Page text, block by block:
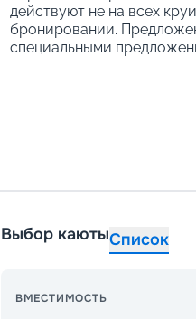
действуют не на всех
бронировании.
специальными
Выбор каютыСписок
ВМЕСТИМОСТЬ